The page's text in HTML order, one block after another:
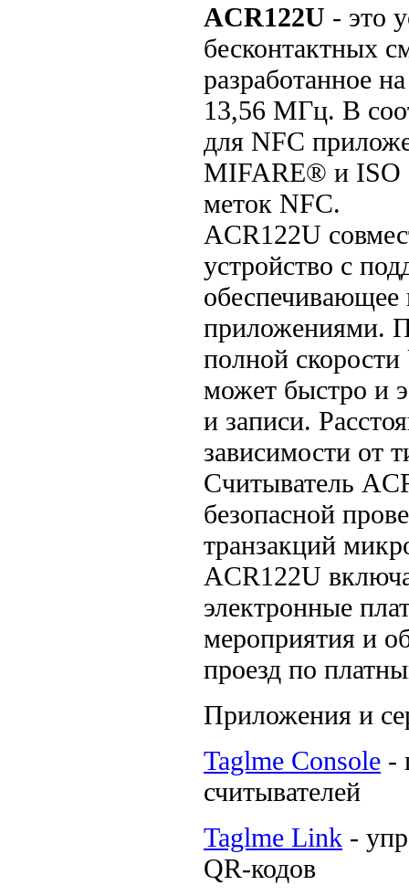
ACR122U - это
бесконтактных
разработанное
13,56 МГц. В
для NFC
MIFARE® и ISO
меток NFC.
ACR122U
устройство с
обеспечивающее
приложениями.
полной
может быстро и
и записи.
зависимости от
Считыватель
безопасной
транзакций
ACR122U
электронные
мероприятия и
проезд по
Приложения и
Taglme Console -
считывателей
Taglme Link -
QR-кодов